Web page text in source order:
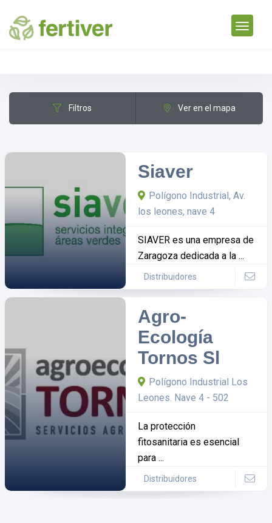
Filtros Ver en el mapa
Siaver
Polígono Industrial, Av.
los leones, nave 4
SIAVER es una empresa de
Zaragoza dedicada a la ...
Distribuidores
Agro-
Ecología
Tornos Sl
Polígono Industrial Los
Leones. Nave 4 - 502
La protección
fitosanitaria es esencial
para ...
Distribuidores